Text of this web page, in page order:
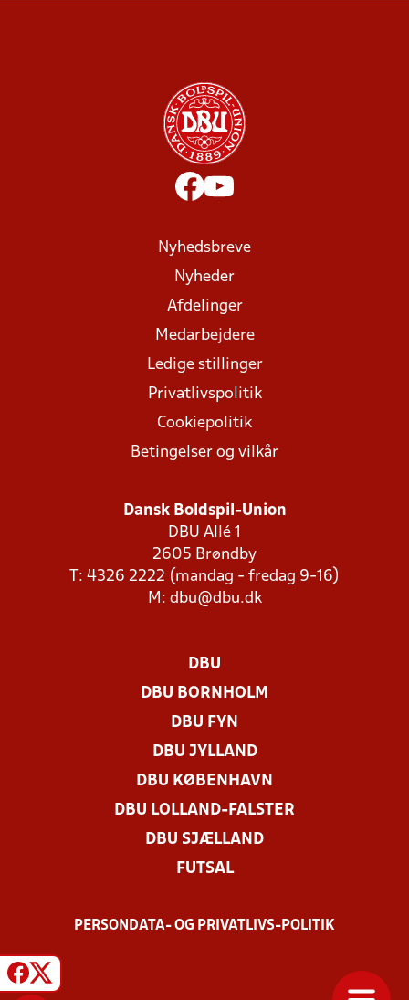
Nyhedsbreve
Nyheder
Afdelinger
Medarbejdere
Ledige stillinger
Privatlivspolitik
Cookiepolitik
Betingelser og vilkår
Dansk Boldspil-Union
DBU Allé 1
2605 Brøndby
T: 4326 2222 (mandag - fredag 9-16)
M: dbu@dbu.dk
DBU
DBU BORNHOLM
DBU FYN
DBU JYLLAND
DBU KØBENHAVN
DBU LOLLAND-FALSTER
DBU SJÆLLAND
FUTSAL
PERSONDATA- OG PRIVATLIVS-POLITIK